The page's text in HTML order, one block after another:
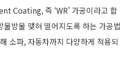
Coating, 즉 ‘WR’ 가공이라고 합
방울 맺혀 떨어지도록 하는 가공법
소파, 자동차까지 다양하게 적용되